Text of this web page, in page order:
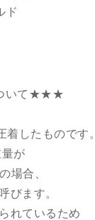
ド
いて★★★
したものです。
が
場合、
びます。
れているため